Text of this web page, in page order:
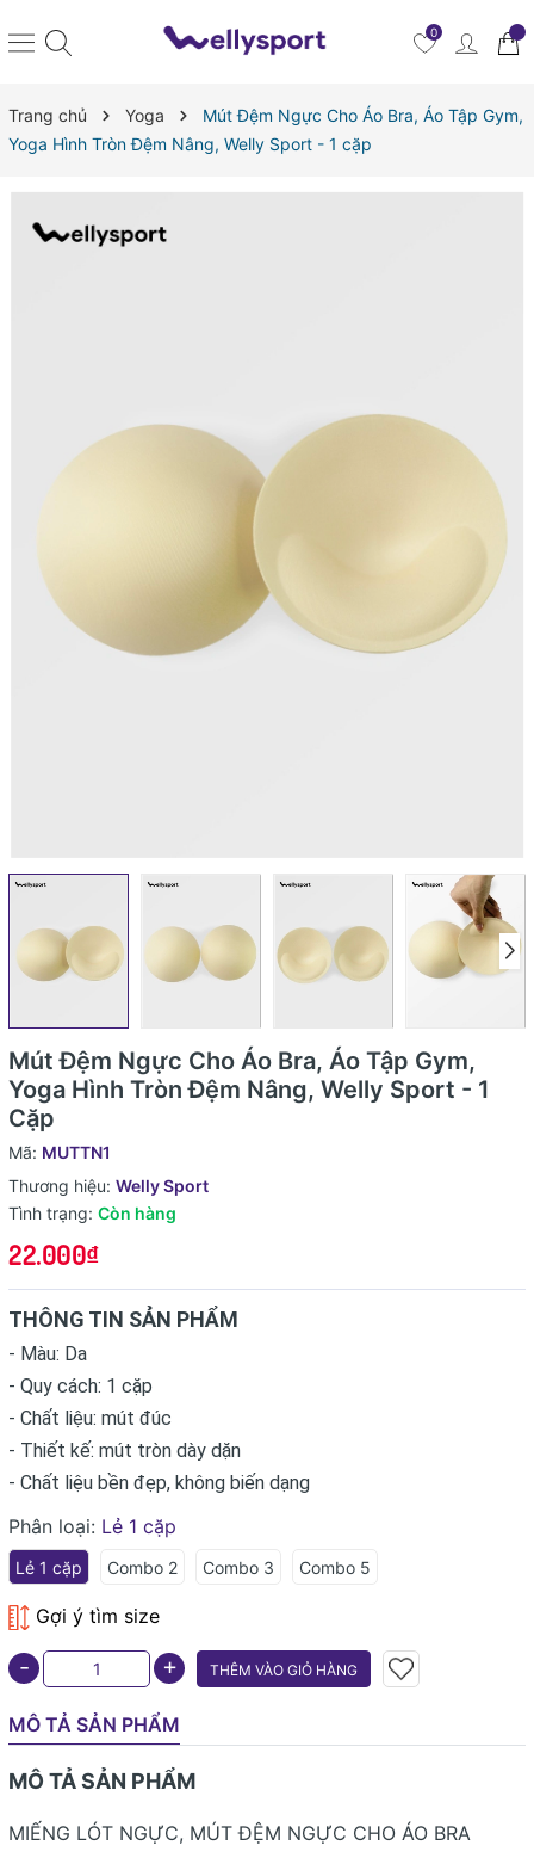
0
Trang chủ Yoga
Mút Đệm Ngực Cho Áo Bra, Áo Tập Gym,
Yoga Hình Tròn Đệm Nâng, Welly Sport - 1 cặp
Mút Đệm Ngực Cho Áo Bra, Áo Tập Gym,
Yoga Hình Tròn Đệm Nâng, Welly Sport - 1
Cặp
Mã: MUTTN1
Thương hiệu: Welly Sport
Tình trạng: Còn hàng
22.000₫
THÔNG TIN SẢN PHẨM
- Màu: Da
- Quy cách: 1 cặp
- Chất liệu: mút đúc
- Thiết kế: mút tròn dày dặn
- Chất liệu bền đẹp, không biến dạng
Phân loại: Lẻ 1 cặp
Lẻ 1 cặp Combo 2 Combo 3 Combo 5
Gợi ý tìm size
- + THÊM VÀO GIỎ HÀNG
MÔ TẢ SẢN PHẨM
MÔ TẢ SẢN PHẨM
MIẾNG LÓT NGỰC, MÚT ĐỆM NGỰC CHO ÁO BRA